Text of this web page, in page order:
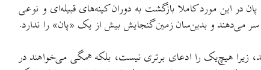
این مورد کاملا بازگشت به دوران کینه‌های قبیله‌ای و نوعی
می‌دهند و بدین‌سان زمین گنجایش بیش از یک «پان» را ندارد.
زیرا هیچ‌یک را ادعای برتری نیست، بلکه همگی می‌خواهند در